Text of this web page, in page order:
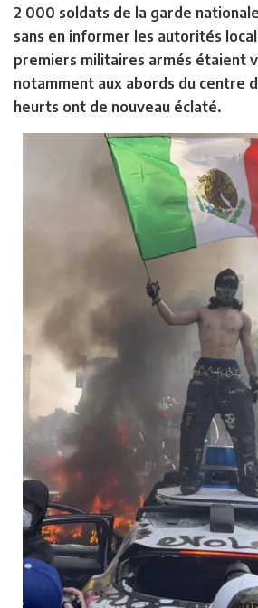
2 000 soldats de la garde
sans en informer les autorités
premiers militaires armés étaient
notamment aux abords du centre
heurts ont de nouveau éclaté.